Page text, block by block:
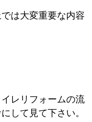
は大変重要な内容
レリフォームの流
して見て下さい。